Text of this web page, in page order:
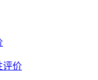
评价